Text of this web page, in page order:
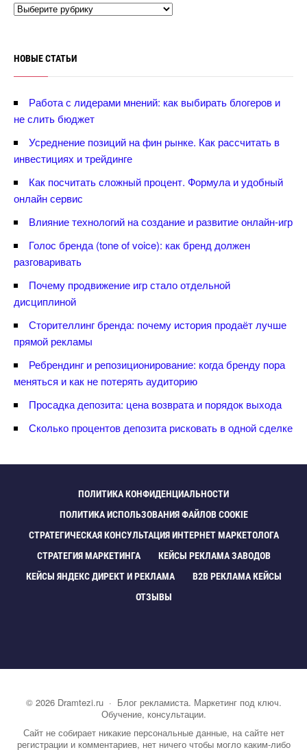
НОВЫЕ СТАТЬИ
Работа с лидерами мнений: как выбирать блогеров и
не слить бюджет
Усреднение позиций на фин рынке. Как рассчитать
инвестициях и трейдинге
Как посчитать сложный процент. Формула и удобный
онлайн сервис
лияние технологий на создание и развитие онлайн-игр
Голос бренда (tone of voice): как бренд должен
разговаривать
Почему продвижение игр стало отдельной
дисциплиной
Сторителлинг бренда: почему история продаёт лучше
прямой рекламы
Ребрендинг и репозиционирование: когда бренду пора
меняться и как не потерять аудиторию
Просадка депозита: цена возврата и порядок выхода
Сколько процентов депозита рисковать в одной сделке
ПОЛИТИКА КОНФИДЕНЦИАЛЬНОСТИ
ПОЛИТИКА ИСПОЛЬЗОВАНИЯ ФАЙЛОВ COOKIE
СТРАТЕГИЧЕСКАЯ КОНСУЛЬТАЦИЯ ИНТЕРНЕТ МАРКЕТОЛОГА
СТРАТЕГИЯ МАРКЕТИНГА
КЕЙСЫ РЕКЛАМА ЗАВОДО
КЕЙСЫ ЯНДЕКС ДИРЕКТ И РЕКЛАМА
B2B РЕКЛАМА КЕЙСЫ
ОТЗЫВЫ
© 2026 Dramtezi.ru· Блог рекламиста. Маркетинг под ключ.
Обучение, консультации.
Сайт не собирает никакие персональные данные, на сайте нет
регистрации и комментариев, нет ничего чтобы могло каким-либо